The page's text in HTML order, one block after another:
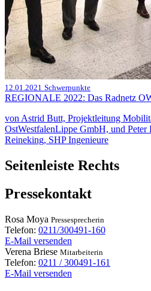
12.01.2021 Schwerpunkte
REGIONALE 2022: Das Radnetz
von Astrid Butt, Projektleitung
OstWestfalenLippe GmbH, und
Reineking, SHP Ingenieure
Seitenleiste Rechts
Pressekontakt
Rosa Moya Pressesprecherin
Telefon: 0211/300491-160
E-Mail versenden
Verena Briese Mitarbeiterin
Telefon: 0211 / 300491-161
E-Mail versenden